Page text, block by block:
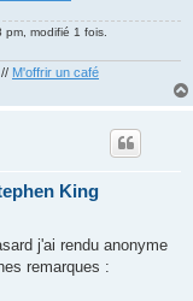
modifié 1 fois.
// M'offrir un café
King
j'ai rendu anonyme
remarques :